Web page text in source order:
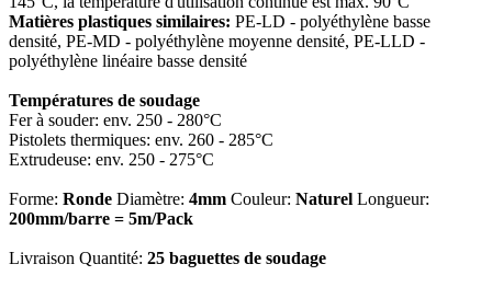
Matières plastiques similaires: PE-LD - polyéthylène basse
densité, PE-MD - polyéthylène moyenne densité, PE-LLD -
polyéthylène linéaire basse densité
Températures de soudage
Fer à souder: env. 250 - 280°C
Pistolets thermiques: env. 260 - 285°C
Extrudeuse: env. 250 - 275°C
Forme: Ronde Diamètre: 4mm Couleur: Naturel Longueur:
200mm/barre = 5m/Pack
Livraison Quantité: 25 baguettes de soudage